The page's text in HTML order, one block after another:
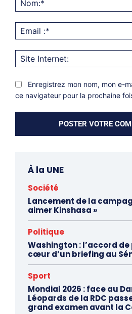
Enregistrez mon nom, mon e-
ce navigateur pour la prochaine
À la UNE
Société
Lancement de la
aimer Kinshasa »
Politique
Washington : l’accord
cœur d’un briefing au
Sport
Mondial 2026 : face au
Léopards de la RDC
grand examen avant la